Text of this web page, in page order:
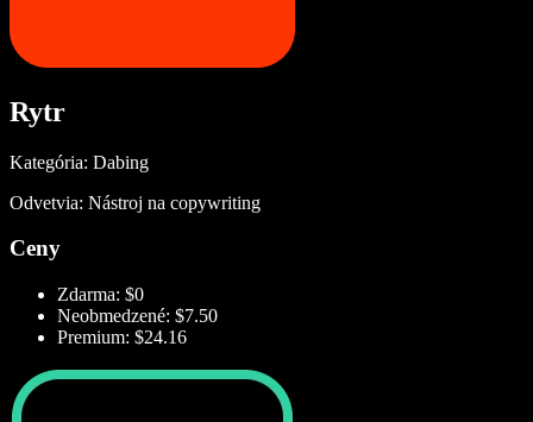
Rytr
Kategória: Dabing
Odvetvia: Nástroj na copywriting
Ceny
Zdarma: $0
Neobmedzené: $7.50
Premium: $24.16